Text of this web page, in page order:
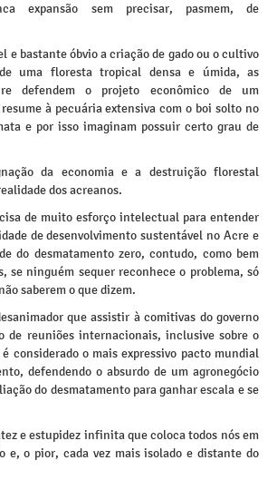
expansão sem precisar, pasmem, de
e bastante óbvio a criação de gado ou o cultivo
uma floresta tropical densa e úmida, as
defendem o projeto econômico de um
à pecuária extensiva com o boi solto no
e por isso imaginam possuir certo grau de
da economia e a destruição florestal
dos acreanos.
de muito esforço intelectual para entender
de desenvolvimento sustentável no Acre e
do desmatamento zero, contudo, como bem
se ninguém sequer reconhece o problema, só
saberem o que dizem.
que assistir à comitivas do governo
de reuniões internacionais, inclusive sobre o
considerado o mais expressivo pacto mundial
defendendo o absurdo de um agronegócio
do desmatamento para ganhar escala e se
e estupidez infinita que coloca todos nós em
e, o pior, cada vez mais isolado e distante do